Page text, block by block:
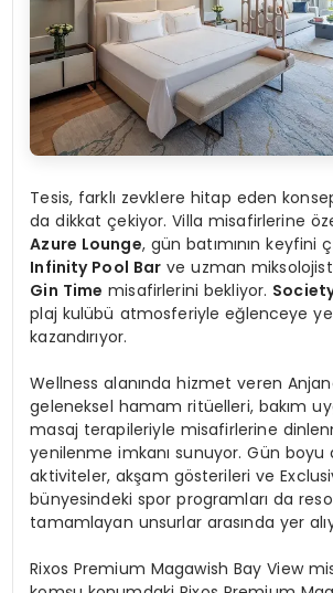
Tesis, farklı zevklere hitap eden
da dikkat çekiyor. Villa misafirlerine
Azure Lounge, gün batımının keyfini
Infinity Pool Bar ve uzman
Gin Time misafirlerini bekliyor.
plaj kulübü atmosferiyle eğlenceye
kazandırıyor.
Wellness alanında hizmet veren
geleneksel hamam ritüelleri, bakım
masaj terapileriyle misafirlerine
yenilenme imkanı sunuyor. Gün
aktiviteler, akşam gösterileri ve
bünyesindeki spor programları da
tamamlayan unsurlar arasında yer
Rixos Premium Magawish Bay View